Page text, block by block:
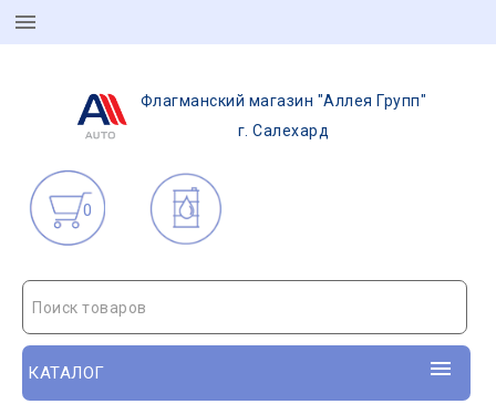
Флагманский магазин "Аллея Групп"
г. Салехард
0
Поиск товаров
КАТАЛОГ